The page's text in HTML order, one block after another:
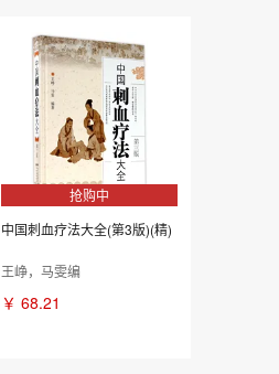
抢购中
中国刺血疗法大全(第3版)(精)
王峥，马雯编
￥ 68.21